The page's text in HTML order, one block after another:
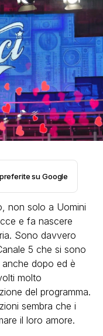
su Google
non solo a Uomini
e fa nascere
Sono davvero
5 che si sono
anche dopo ed è
molto
del programma.
sembra che i
il loro amore.